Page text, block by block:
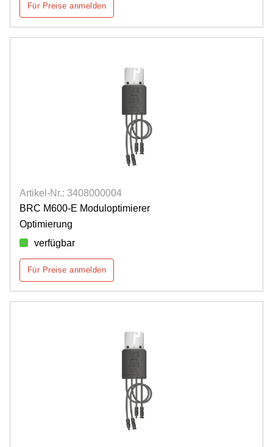
Für Preise anmelden
Artikel-Nr.: 3408000004
BRC M600-E Moduloptimierer
Optimierung
verfügbar
Für Preise anmelden